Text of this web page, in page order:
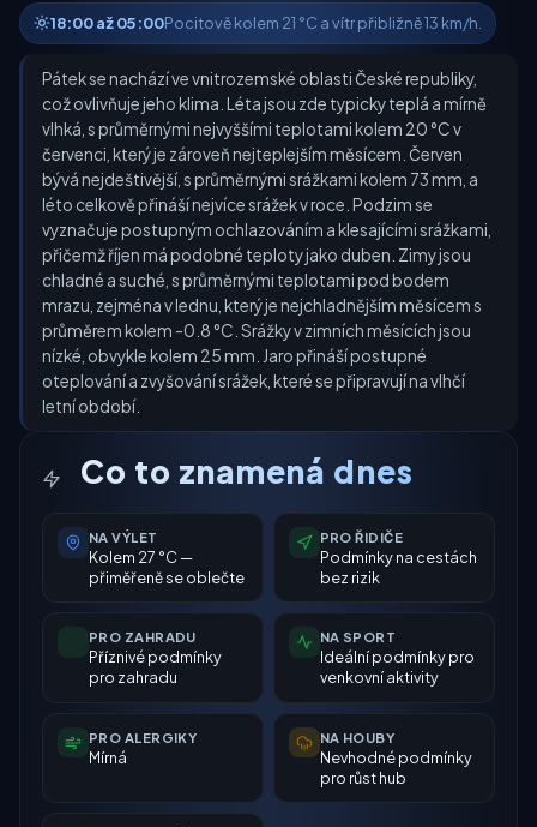
18:00 až 05:00Pocitově kolem 21 °C a vítr přibližně 13 km/h.
Pátek se nachází ve vnitrozemské oblasti České republiky,
což ovlivňuje jeho klima. Léta jsou zde typicky teplá a mírně
vlhká, s průměrnými nejvyššími teplotami kolem 20 °C v
červenci, který je zároveň nejteplejším měsícem. Červen
bývá nejdeštivější, s průměrnými srážkami kolem 73 mm, a
léto celkově přináší nejvíce srážek v roce. Podzim se
vyznačuje postupným ochlazováním a klesajícími srážkami,
přičemž říjen má podobné teploty jako duben. Zimy jsou
chladné a suché, s průměrnými teplotami pod bodem
mrazu, zejména v lednu, který je nejchladnějším měsícem s
průměrem kolem -0.8 °C. Srážky v zimních měsících jsou
nízké, obvykle kolem 25 mm. Jaro přináší postupné
oteplování a zvyšování srážek, které se připravují na vlhčí
letní období.
Co to znamená dnes
NA VÝLET
Kolem 27 °C —
přiměřeně se oblečte
PRO ŘIDIČE
Podmínky na cestách
bez rizik
PRO ZAHRADU
Příznivé podmínky
pro zahradu
NA SPORT
Ideální podmínky pro
venkovní aktivity
PRO ALERGIKY
Mírná
NA HOUBY
Nevhodné podmínky
pro růst hub